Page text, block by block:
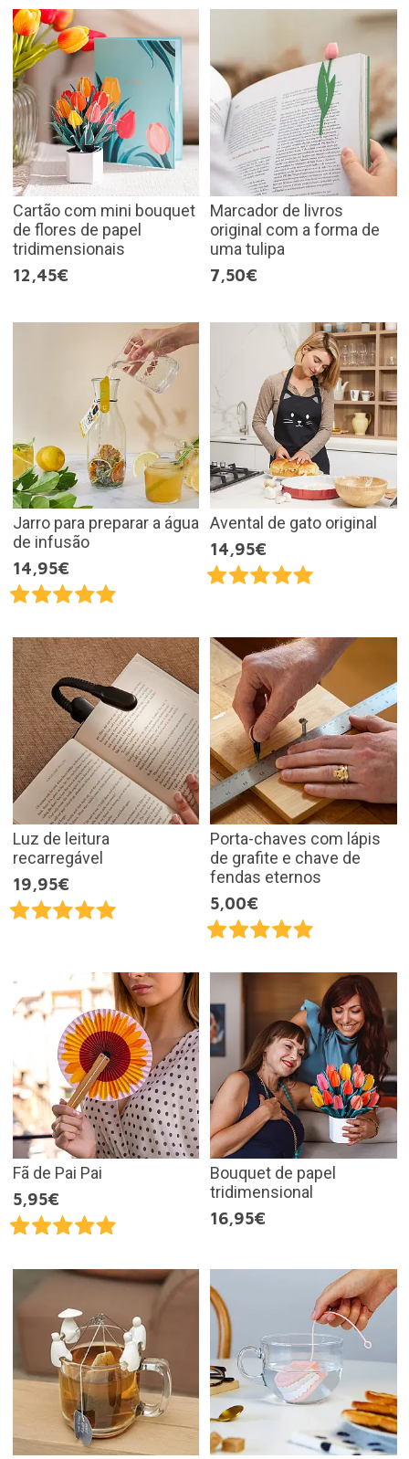
Cartão com mini bouquet
de flores de papel
tridimensionais
12,45€
Marcador de livros
original com a forma de
uma tulipa
7,50€
Jarro para preparar a água
de infusão
14,95€
Avental de gato original
14,95€
Luz de leitura
recarregável
19,95€
Porta-chaves com lápis
de grafite e chave de
fendas eternos
5,00€
Fã de Pai Pai
5,95€
Bouquet de papel
tridimensional
16,95€